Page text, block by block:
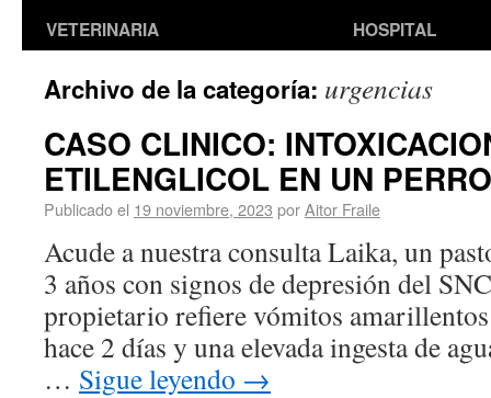
VETERINARIA
HOSPITAL
Archivo de la categoría: urgencias
CASO CLINICO:
ETILENGLICOL EN UN PERRO
Publicado el 19 noviembre, 2023 porAitor Fraile
Acude a nuestra consulta Laika, un
3 años con signos de depresión del
propietario refiere vómitos amarillentos
hace 2 días y una elevada ingesta de
… Sigue leyendo →